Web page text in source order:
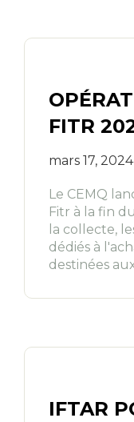
FITR
mars 17,
Le CEMQ
Fitr à la fin
la collecte,
dédiés à
destinées
IFTAR